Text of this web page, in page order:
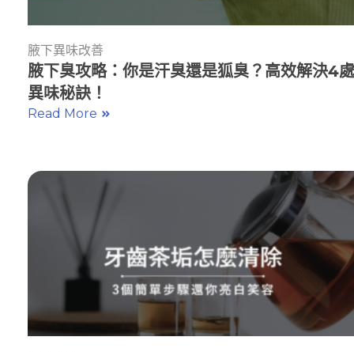
腋下異味改善
腋下臭攻略：你是汗臭還是狐臭？高效解決4處
異味秘訣！
Read More